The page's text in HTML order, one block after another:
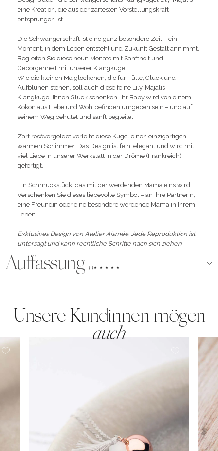
eine Kreation, die aus der zartesten Vorstellungskraft
entsprungen ist.
Die Schwangerschaft ist eine ganz besondere Zeit – ein
Moment, in dem Leben entsteht und Zukunft Gestalt annimmt.
Begleiten Sie diese neun Monate mit Sanftheit und
Geborgenheit mit unserer Klangkugel.
Wie die kleinen Maiglöckchen, die für Fülle, Glück und
Aufblühen stehen, soll auch diese feine Lily-Majalis-
Klangkugel Ihnen Glück schenken. Ihr Baby wird von einem
Kokon aus Liebe und Wohlbefinden umgeben sein – und auf
seinem Weg behütet und sanft begleitet.
Zart rosévergoldet verleiht diese Kugel einen einzigartigen,
warmen Schimmer. Das Design ist fein, elegant und wird mit
viel Liebe in unserer Werkstatt in der Drôme (Frankreich)
gefertigt.
Ein Schmuckstück, das mit der werdenden Mama eins wird.
Verschenken Sie dieses liebevolle Symbol – an Ihre Partnerin,
eine Freundin oder eine besondere werdende Mama in Ihrem
Leben.
Exklusives Design von Atelier Aismée. Jede Reproduktion ist
untersagt und kann rechtliche Schritte nach sich ziehen.
Auffassung(96)
Unsere Kundinnen mögen
auch